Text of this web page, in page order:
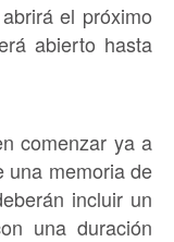
el próximo
abierto hasta
comenzar ya a
una memoria de
incluir un
una duración